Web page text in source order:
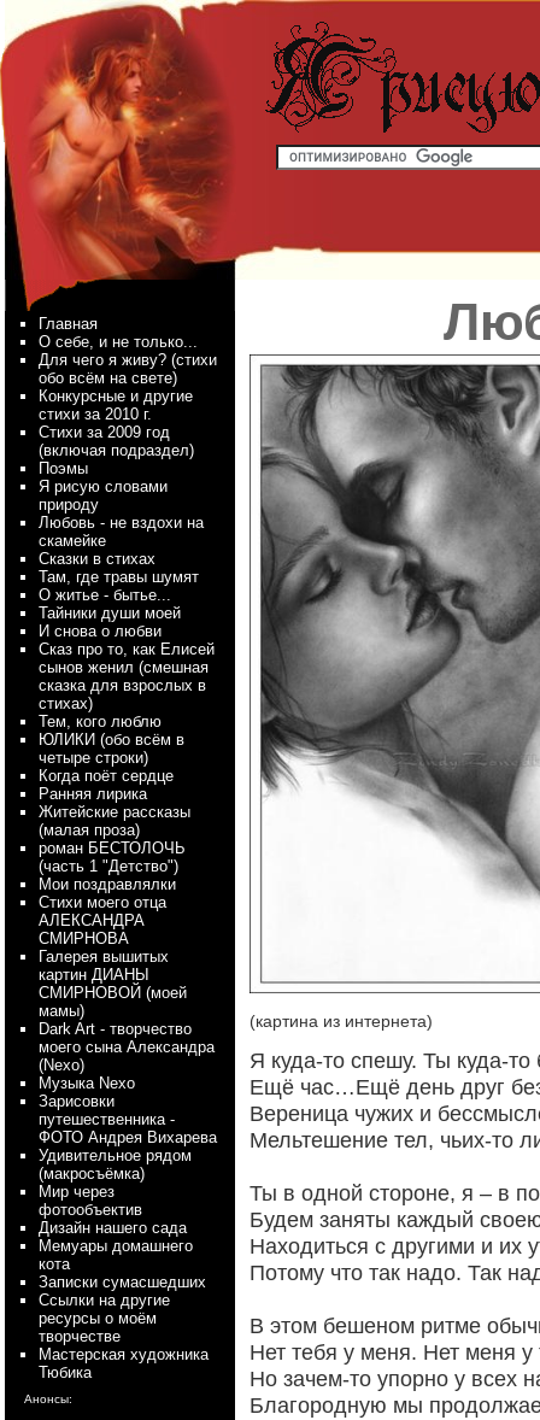
Главная
О себе, и не только...
Для чего я живу? (стихи
обо всём на свете)
Конкурсные и другие
стихи за 2010 г.
Стихи за 2009 год
(включая подраздел)
Поэмы
Я рисую словами
природу
Любовь - не вздохи на
скамейке
Сказки в стихах
Там, где травы шумят
О житье - бытье...
Тайники души моей
И снова о любви
Сказ про то, как Елисей
сынов женил (смешная
сказка для взрослых в
стихах)
Тем, кого люблю
ЮЛИКИ (обо всём в
четыре строки)
Когда поёт сердце
Ранняя лирика
Житейские рассказы
(малая проза)
роман БЕСТОЛОЧЬ
(часть 1 "Детство")
Мои поздравлялки
Стихи моего отца
АЛЕКСАНДРА
СМИРНОВА
Галерея вышитых
картин ДИАНЫ
СМИРНОВОЙ (моей
мамы)
Dark Art - творчество
моего сына Александра
(Nexo)
Myзыка Nexo
Зарисовки
путешественника -
ФОТО Андрея Вихарева
Удивительное рядом
(макросъёмка)
Мир через
фотообъектив
Дизайн нашего сада
Мемуары домашнего
кота
Записки сумасшедших
Ссылки на другие
ресурсы о моём
творчестве
Мастерская художника
Тюбика
Анонсы:
(картина из интернета)
Я куда-то спешу. Ты куда-
Ещё час…Ещё день друг
Вереница чужих и
Мельтешение тел, чьих-то
Ты в одной стороне, я – в
Будем заняты каждый
Находиться с другими и их
Потому что так надо. Так
В этом бешеном ритме
Нет тебя у меня. Нет меня у
Но зачем-то упорно у всех
Благородную мы